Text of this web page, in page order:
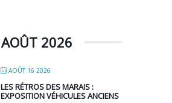
AOÛT 2026
AOÛT 16 2026
LES RÉTROS DES MARAIS :
EXPOSITION VÉHICULES ANCIENS